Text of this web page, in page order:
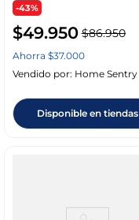
-43%
$49.950 $86.950
Ahorra $37.000
Vendido por: Home Sentry
Disponible en tiendas